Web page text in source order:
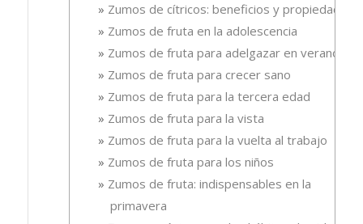
Zumos de cítricos: beneficios y propiedades
Zumos de fruta en la adolescencia
Zumos de fruta para adelgazar en verano
Zumos de fruta para crecer sano
Zumos de fruta para la tercera edad
Zumos de fruta para la vista
Zumos de fruta para la vuelta al trabajo
Zumos de fruta para los niños
Zumos de fruta: indispensables en la
primavera